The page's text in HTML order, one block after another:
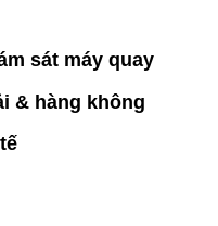
sát máy quay
& hàng không